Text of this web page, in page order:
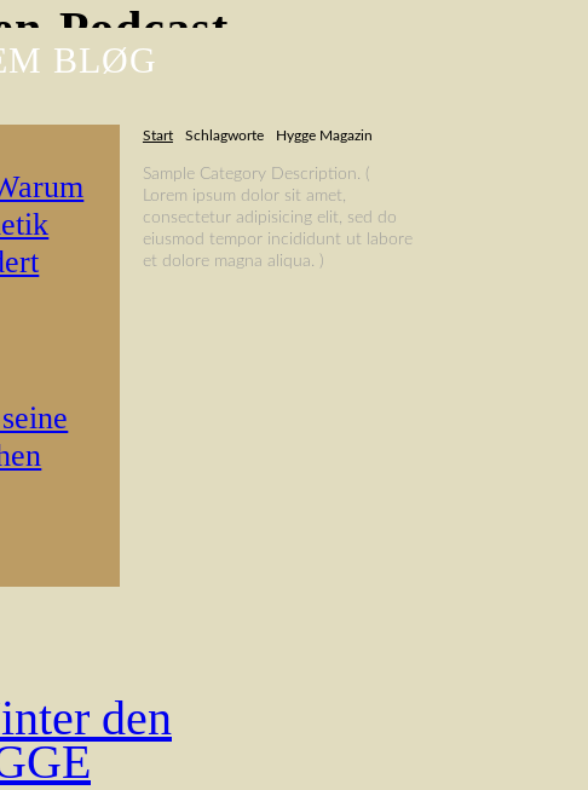
Podcast
BLØG
Start Schlagworte Hygge Magazin
Sample Category Description. (
Lorem ipsum dolor sit amet,
consectetur adipisicing elit, sed do
eiusmod tempor incididunt ut labore
et dolore magna aliqua. )
den